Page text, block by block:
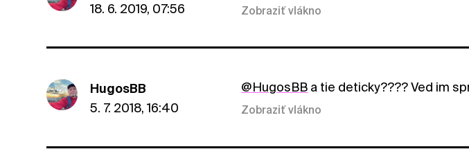
18. 6. 2019, 07:56
Zobraziť vlákno
HugosBB
5. 7. 2018, 16:40
@HugosBB a tie deticky???? Ved im
Zobraziť vlákno